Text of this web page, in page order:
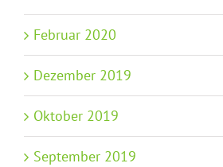
Februar 2020
Dezember 2019
Oktober 2019
September 2019